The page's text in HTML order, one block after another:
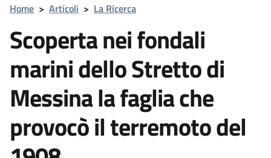
Home > Articoli > La Ricerca
Scoperta nei fondali
marini dello Stretto di
Messina la faglia che
provocò il terremoto del